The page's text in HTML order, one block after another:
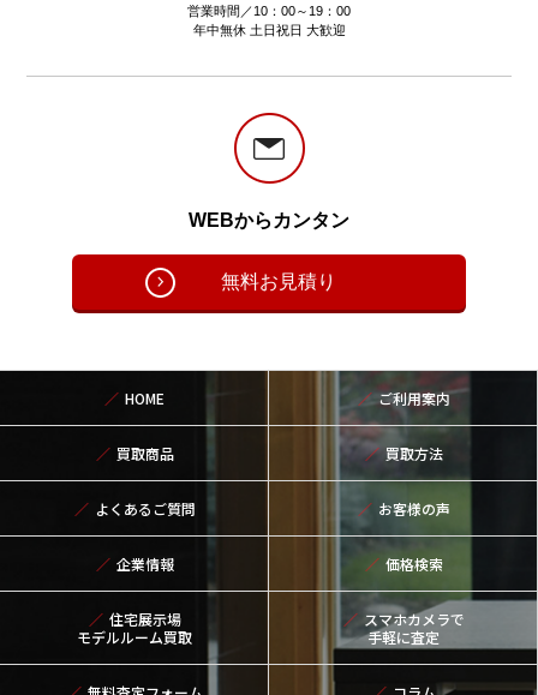
営業時間／10：00～19：00
年中無休 土日祝日 大歓迎
WEBからカンタン
無料お見積り
HOME ご利用案内
買取商品 買取方法
よくあるご質問 お客様の声
企業情報 価格検索
住宅展示場
モデルルーム買取
スマホカメラで
手軽に査定